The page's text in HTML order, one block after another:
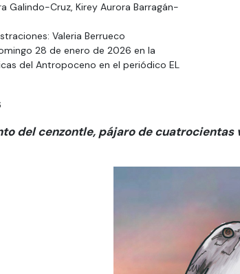
Galindo-Cruz, Kirey Aurora Barragán-
Valeria Berrueco
28 de enero de 2026 en la
del Antropoceno en el periódico EL
del cenzontle, pájaro de cuatrocientas